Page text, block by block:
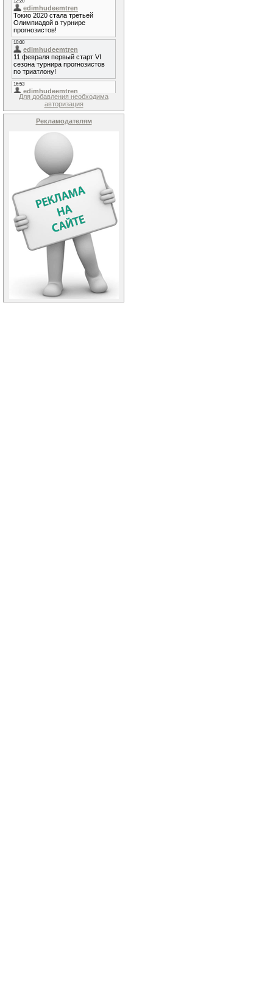
Для добавления необходима
авторизация
Рекламодателям